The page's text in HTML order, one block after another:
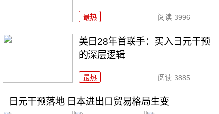
最热 阅读 3996
美日28年首联手：买入日元干预
的深层逻辑
最热 阅读 3885
日元干预落地 日本进出口贸易格局生变